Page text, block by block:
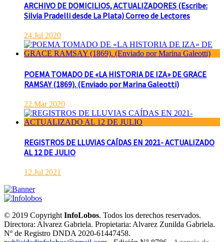
ARCHIVO DE DOMICILIOS, ACTUALIZADORES (Escribe:
Silvia Pradelli desde La Plata) Correo de Lectores
24.Jul 2020
POEMA TOMADO DE «LA HISTORIA DE IZA» DE GRACE
RAMSAY (1869). (Enviado por Marina Galeotti)
22.Mar 2020
REGISTROS DE LLUVIAS CAÍDAS EN 2021- ACTUALIZADO
AL 12 DE JULIO
12.Jul 2021
© 2019 CopyrightInfoLobos. Todos los derechos reservados.
Directora: Alvarez Gabriela. Propietaria: Alvarez Zunilda Gabriela.
Nº de Registro DNDA 2020-61447458.